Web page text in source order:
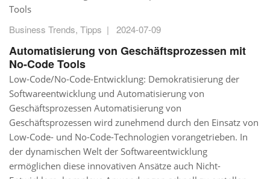
Business Trends, Tipps | 2024-07-09
Automatisierung von Geschäftsprozessen mit
No-Code Tools
Low-Code/No-Code-Entwicklung: Demokratisierung der
Softwareentwicklung und Automatisierung von
Geschäftsprozessen Automatisierung von
Geschäftsprozessen wird zunehmend durch den Einsatz von
Low-Code- und No-Code-Technologien vorangetrieben. In
der dynamischen Welt der Softwareentwicklung
ermöglichen diese innovativen Ansätze auch Nicht-